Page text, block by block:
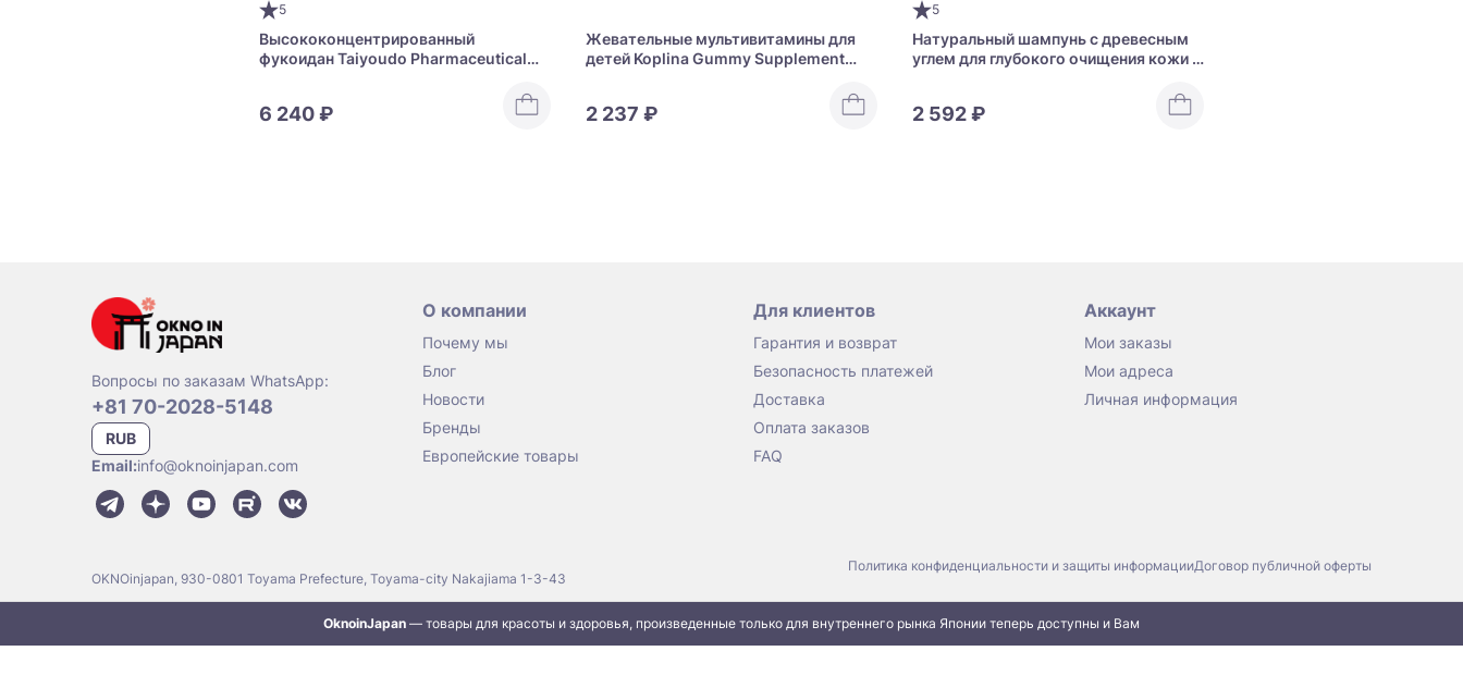
5
Высококонцентрированный
фукоидан Taiyoudo Pharmaceutical
6 240 ₽
Жевательные мультивитамины для
детей Koplina Gummy Supplement
2 237 ₽
5
Натуральный шампунь с древесным
углем для глубокого очищения кожи и
2 592 ₽
Вопросы по заказам WhatsApp:
+81 70-2028-5148
RUB
Email:info@oknoinjapan.com
О компании
Почему мы
Блог
Новости
Бренды
Европейские товары
Для клиентов
Гарантия и возврат
Безопасность платежей
Доставка
Оплата заказов
FAQ
Аккаунт
Мои заказы
Мои адреса
Личная информация
OKNOinjapan, 930-0801 Toyama Prefecture, Toyama-city Nakajiama 1-3-43
Политика конфиденциальности и защиты информацииДоговор публичной оферты
OknoinJapan — товары для красоты и здоровья, произведенные только для внутреннего рынка Японии теперь доступны и Вам